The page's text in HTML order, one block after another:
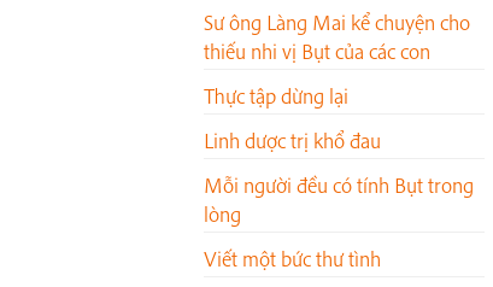
Sư ông Làng Mai kể chuyện cho
thiếu nhi vị Bụt của các con
Thực tập dừng lại
Linh dược trị khổ đau
Mỗi người đều có tính Bụt trong
lòng
Viết một bức thư tình